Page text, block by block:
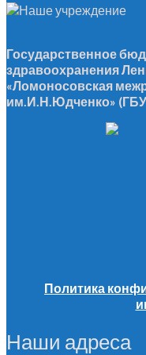
Государственное
здравоохранения
«Ломоносовская
им.И.Н.Юдченко»
Политика
Наши адреса